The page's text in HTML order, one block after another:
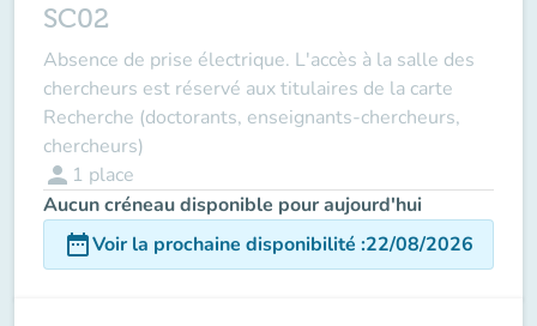
SC02
Absence de prise électrique. L'accès à la salle des
chercheurs est réservé aux titulaires de la carte
Recherche (doctorants, enseignants-chercheurs,
chercheurs)
person 1 place
Aucun créneau disponible pour aujourd'hui
date_rangeVoir la prochaine disponibilité :22/08/2026